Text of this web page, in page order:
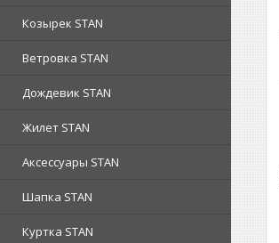
Козырек STAN
Ветровка STAN
Дождевик STAN
Жилет STAN
Аксессуары STAN
Шапка STAN
Куртка STAN